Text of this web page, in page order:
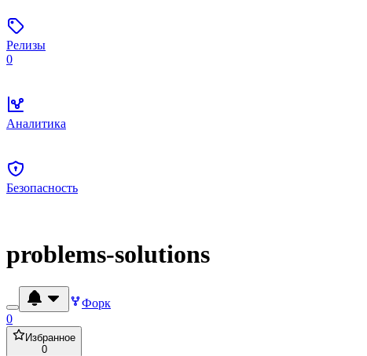
Релизы
0
Аналитика
Безопасность
problems-solutions
Форк
0
Избранное
0